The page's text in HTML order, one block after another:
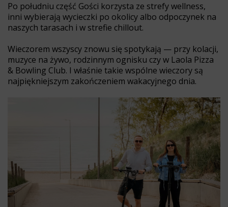
Po południu część Gości korzysta ze strefy wellness,
inni wybierają wycieczki po okolicy albo odpoczynek na
naszych tarasach i w strefie chillout.
Wieczorem wszyscy znowu się spotykają — przy kolacji,
muzyce na żywo, rodzinnym ognisku czy w Laola Pizza
& Bowling Club. I właśnie takie wspólne wieczory są
najpiękniejszym zakończeniem wakacyjnego dnia.